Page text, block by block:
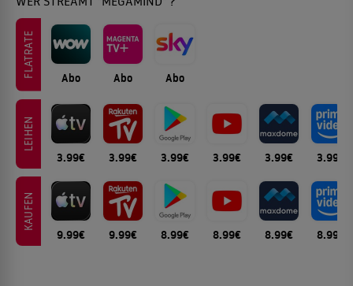
FLATRATE Abo Abo Abo
LEIHEN
3.99€ 3.99€ 3.99€ 3.99€ 3.99€ 3.99€
KAUFEN
9.99€ 9.99€ 8.99€ 8.99€ 8.99€ 8.99€